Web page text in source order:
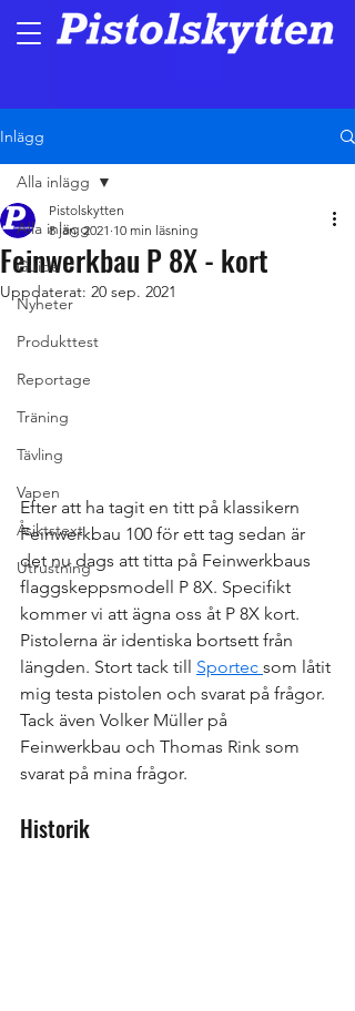
Inlägg
Alla inlägg
Guide
Nyheter
Produkttest
Reportage
Träning
Tävling
Vapen
Åsiktstext
Utrustning
Alla inlägg
Feinwerkbau P 8X - kort
Pistolskytten
8 jan. 2021 10 min läsning
Uppdaterat: 20 sep. 2021
Efter att ha tagit en titt på klassikern
Feinwerkbau 100 för ett tag sedan är
det nu dags att titta på Feinwerkbaus
flaggskeppsmodell P 8X. Specifikt
kommer vi att ägna oss åt P 8X kort.
Pistolerna är identiska bortsett från
längden. Stort tack till Sportec som låtit
mig testa pistolen och svarat på frågor.
Tack även Volker Müller på
Feinwerkbau och Thomas Rink som
svarat på mina frågor.
Historik